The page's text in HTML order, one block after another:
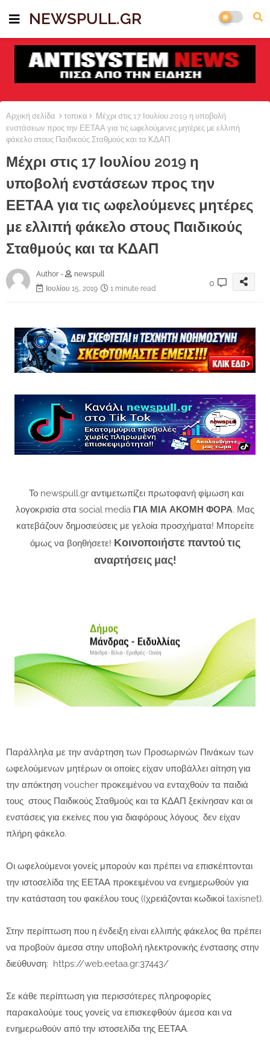
NEWSPULL.GR
Αρχική σελίδα τοπικα
Μέχρι στις 17 Ιουλίου 2019 η υποβολή
ενστάσεων προς την ΕΕΤΑΑ για τις ωφελούμενες μητέρες με ελλιπή
φάκελο στους Παιδικούς Σταθμούς και τα ΚΔΑΠ
Μέχρι στις 17 Ιουλίου 2019 η
υποβολή ενστάσεων προς την
ΕΕΤΑΑ για τις ωφελούμενες μητέρες
με ελλιπή φάκελο στους Παιδικούς
Σταθμούς και τα ΚΔΑΠ
Author -
newspull
Ιουλίου 15, 2019
1 minute read
0
Το newspull.gr αντιμετωπίζει πρωτοφανή φίμωση και
λογοκρισία στα social media ΓΙΑ ΜΙΑ ΑΚΟΜΗ ΦΟΡΑ. Μας
κατεβάζουν δημοσιεύσεις με γελοία προσχήματα! Μπορείτε
όμως να βοηθήσετε! Κοινοποιήστε παντού τις
αναρτήσεις μας!
Παράλληλα με την ανάρτηση των Προσωρινών Πινάκων των
ωφελούμενων μητέρων οι οποίες είχαν υποβάλλει αίτηση για
την απόκτηση voucher προκειμένου να ενταχθούν τα παιδιά
τους στους Παιδικούς Σταθμούς και τα ΚΔΑΠ ξεκίνησαν και οι
ενστάσεις για εκείνες που για διαφόρους λόγους δεν είχαν
πλήρη φάκελο.
Οι ωφελούμενοι γονείς μπορούν και πρέπει να επισκέπτονται
την ιστοσελίδα της ΕΕΤΑΑ προκειμένου να ενημερωθούν για
την κατάσταση του φακέλου τους ((χρειάζονται κωδικοί taxisnet).
Στην περίπτωση που η ένδειξη είναι ελλιπής φάκελος θα πρέπει
να προβούν άμεσα στην υποβολή ηλεκτρονικής ένστασης στην
διεύθυνση: https://web.eetaa.gr:37443/
Σε κάθε περίπτωση για περισσότερες πληροφορίες
παρακαλούμε τους γονείς να επισκεφθούν άμεσα και να
ενημερωθούν από την ιστοσελίδα της ΕΕΤΑΑ.